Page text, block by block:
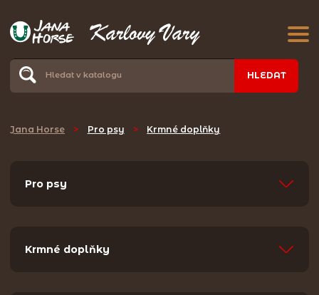
HLEDAT
Jana Horse > Pro psy > Krmné doplňky
Pro psy
Krmné doplňky